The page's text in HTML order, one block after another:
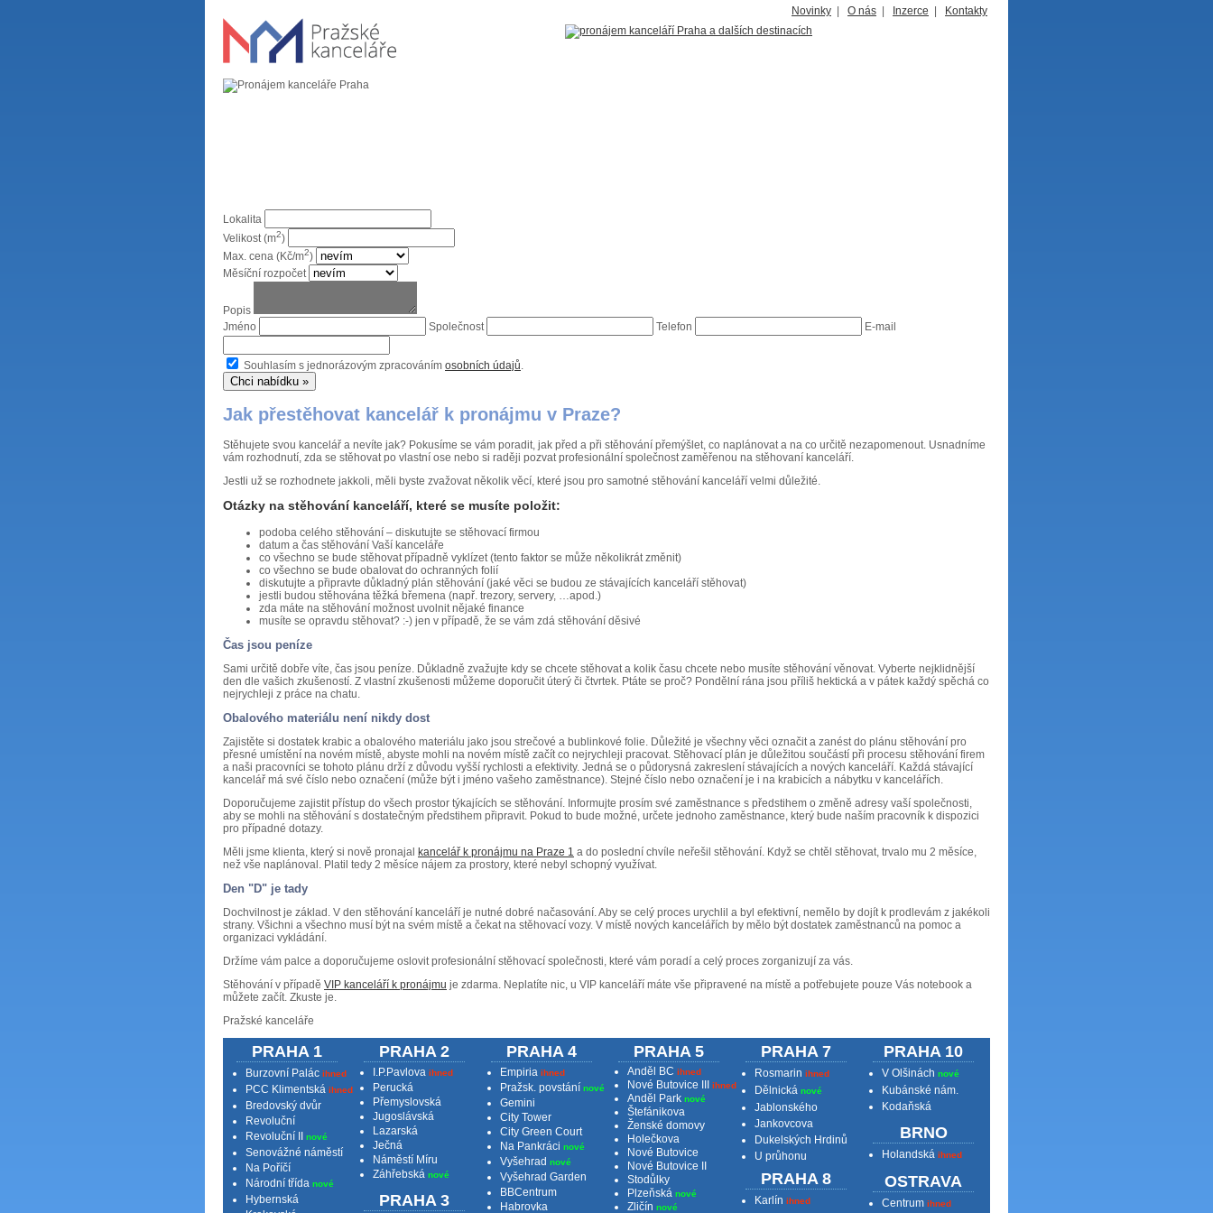
Novinky O nás Inzerce Kontakty
Lokalita
Velikost (m2)
Max. cena (Kč/m2)
Měsíční rozpočet
Popis
Jméno
Společnost Telefon E-mail
Souhlasím s jednorázovým zpracováním osobních údajů.
Chci nabídku »
Jak přestěhovat kancelář k pronájmu v Praze?
Stěhujete svou kancelář a nevíte jak? Pokusíme se vám poradit, jak před a při stěhování přemýšlet, co naplánovat a na co určitě nezapomenout. Usnadníme
vám rozhodnutí, zda se stěhovat po vlastní ose nebo si raději pozvat profesionální společnost zaměřenou na stěhovaní kanceláří.
Jestli už se rozhodnete jakkoli, měli byste zvažovat několik věcí, které jsou pro samotné stěhování kanceláří velmi důležité.
Otázky na stěhování kanceláří, které se musíte položit:
podoba celého stěhování – diskutujte se stěhovací firmou
datum a čas stěhování Vaší kanceláře
co všechno se bude stěhovat případně vyklízet (tento faktor se může několikrát změnit)
co všechno se bude obalovat do ochranných folií
diskutujte a připravte důkladný plán stěhování (jaké věci se budou ze stávajících kanceláří stěhovat)
jestli budou stěhována těžká břemena (např. trezory, servery, …apod.)
zda máte na stěhování možnost uvolnit nějaké finance
musíte se opravdu stěhovat? :-) jen v případě, že se vám zdá stěhování děsivé
Čas jsou peníze
Sami určitě dobře víte, čas jsou peníze. Důkladně zvažujte kdy se chcete stěhovat a kolik času chcete nebo musíte stěhování věnovat. Vyberte nejklidnější
den dle vašich zkušeností. Z vlastní zkušenosti můžeme doporučit úterý či čtvrtek. Ptáte se proč? Pondělní rána jsou příliš hektická a v pátek každý spěchá co
nejrychleji z práce na chatu.
Obalového materiálu není nikdy dost
Zajistěte si dostatek krabic a obalového materiálu jako jsou strečové a bublinkové folie. Důležité je všechny věci označit a zanést do plánu stěhování pro
přesné umístění na novém místě, abyste mohli na novém místě začít co nejrychleji pracovat. Stěhovací plán je důležitou součástí při procesu stěhování firem
a naši pracovníci se tohoto plánu drží z důvodu vyšší rychlosti a efektivity. Jedná se o půdorysná zakreslení stávajících a nových kanceláří. Každá stávající
kancelář má své číslo nebo označení (může být i jméno vašeho zaměstnance). Stejné číslo nebo označení je i na krabicích a nábytku v kancelářích.
Doporučujeme zajistit přístup do všech prostor týkajících se stěhování. Informujte prosím své zaměstnance s předstihem o změně adresy vaší společnosti,
aby se mohli na stěhování s dostatečným předstihem připravit. Pokud to bude možné, určete jednoho zaměstnance, který bude naším pracovník k dispozici
pro případné dotazy.
Měli jsme klienta, který si nově pronajal kancelář k pronájmu na Praze 1 a do poslední chvíle neřešil stěhování. Když se chtěl stěhovat, trvalo mu 2 měsíce,
než vše naplánoval. Platil tedy 2 měsíce nájem za prostory, které nebyl schopný využívat.
Den "D" je tady
Dochvilnost je základ. V den stěhování kanceláří je nutné dobré načasování. Aby se celý proces urychlil a byl efektivní, nemělo by dojít k prodlevám z jakékoli
strany. Všichni a všechno musí být na svém místě a čekat na stěhovací vozy. V místě nových kancelářích by mělo být dostatek zaměstnanců na pomoc a
organizaci vykládání.
Držíme vám palce a doporučujeme oslovit profesionální stěhovací společnosti, které vám poradí a celý proces zorganizují za vás.
Stěhování v případě VIP kanceláří k pronájmu je zdarma. Neplatíte nic, u VIP kanceláří máte vše připravené na místě a potřebujete pouze Vás notebook a
můžete začít. Zkuste je.
Pražské kanceláře
PRAHA 1
Burzovní Palác ihned
PCC Klimentská ihned
Bredovský dvůr
Revoluční
Revoluční II
nové
Senovážné náměstí
Na Poříčí
Národní třída nové
Hybernská
PRAHA 2
I.P.Pavlova ihned
Perucká
Přemyslovská
Jugoslávská
Lazarská
Ječná
Náměstí Míru
Záhřebská nové
PRAHA 3
PRAHA 4
Empiria ihned
Pražsk. povstání nové
Gemini
City Tower
City Green Court
Na Pankráci nové
Vyšehrad nové
Vyšehrad Garden
BBCentrum
Habrovka
PRAHA 5
Anděl BC ihned
Nové Butovice III ihned
Anděl Park nové
Štefánikova
Ženské domovy
Holečkova
Nové Butovice
Nové Butovice II
Stodůlky
Plzeňská nové
Zličín nové
PRAHA 7
Rosmarin ihned
Dělnická nové
Jablonského
Jankovcova
Dukelských Hrdinů
U průhonu
PRAHA 8
Karlín ihned
PRAHA 10
V Olšinách nové
Kubánské nám.
Kodaňská
BRNO
Holandská ihned
OSTRAVA
Centrum ihned